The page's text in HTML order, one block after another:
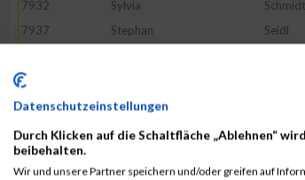
7932
Sylvia Schmidt
7937
Stephan Seidl
7909
7939
Dagmar
52316
Volker
7935
Datenschutzeinstellungen
Durch Klicken auf die Schaltfläche „Ablehnen“
beibehalten.
Wir und unsere Partner speichern und/oder greifen auf